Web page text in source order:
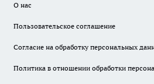
О нас
Пользовательское соглашение
Согласие на обработку персональных
Политика в отношении обработки